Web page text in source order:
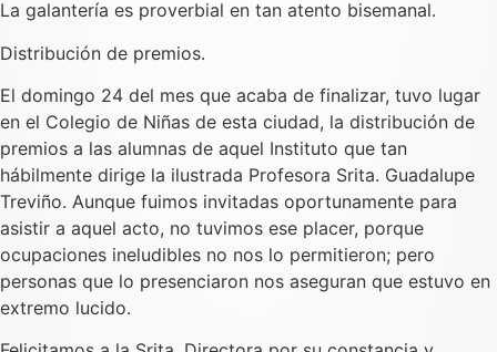
La galantería es proverbial en tan atento bisemanal.
Distribución de premios.
El domingo 24 del mes que acaba de finalizar, tuvo lugar
en el Colegio de Niñas de esta ciudad, la distribución de
premios a las alumnas de aquel Instituto que tan
hábilmente dirige la ilustrada Profesora Srita. Guadalupe
Treviño. Aunque fuimos invitadas oportunamente para
asistir a aquel acto, no tuvimos ese placer, porque
ocupaciones ineludibles no nos lo permitieron; pero
personas que lo presenciaron nos aseguran que estuvo en
extremo lucido.